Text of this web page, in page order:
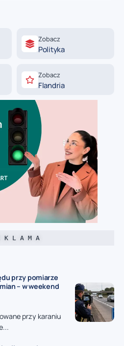
Zobacz
Polityka
Zobacz
Flandria
K L A M A
przy pomiarze
– w weekend
przy karaniu